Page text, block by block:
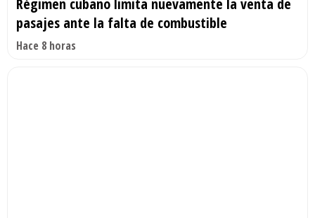
Régimen cubano limita nuevamente la venta de
pasajes ante la falta de combustible
Hace 8 horas